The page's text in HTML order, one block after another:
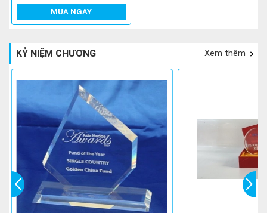
MUA NGAY
KỶ NIỆM CHƯƠNG Xem thêm